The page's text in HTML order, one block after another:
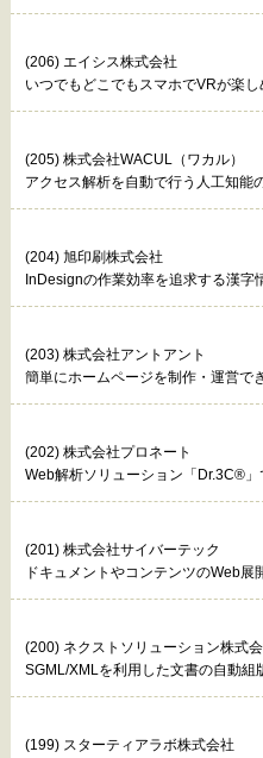
(206) エイシス株式会社
いつでもどこでもスマホでVRが楽
(205) 株式会社WACUL（ワカル）
アクセス解析を自動で行う人工知能
(204) 旭印刷株式会社
InDesignの作業効率を追求する漢字
(203) 株式会社アントアント
簡単にホームページを制作・運営で
(202) 株式会社プロネート
Web解析ソリューション「Dr.3C®
(201) 株式会社サイバーテック
ドキュメントやコンテンツのWeb展
(200) ネクストソリューション株式
SGML/XMLを利用した文書の自動組
(199) スターティアラボ株式会社